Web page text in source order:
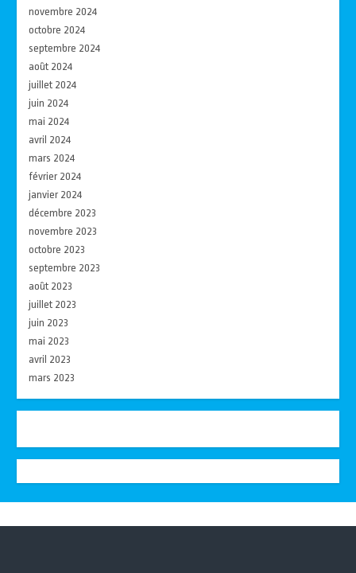
novembre 2024
octobre 2024
septembre 2024
août 2024
juillet 2024
juin 2024
mai 2024
avril 2024
mars 2024
février 2024
janvier 2024
décembre 2023
novembre 2023
octobre 2023
septembre 2023
août 2023
juillet 2023
juin 2023
mai 2023
avril 2023
mars 2023